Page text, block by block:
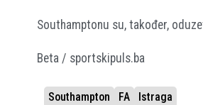
Southamptonu su, također,
Beta / sportskipuls.ba
Southampton FA Istraga